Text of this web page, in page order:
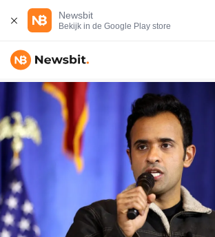
Newsbit
Bekijk in de Google Play store